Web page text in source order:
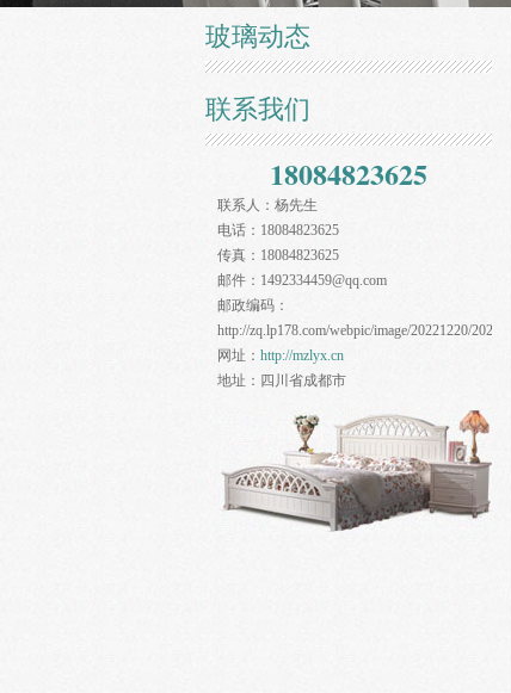
玻璃动态
联系我们
18084823625
联系人： 杨先生
电话： 18084823625
传真： 18084823625
邮件： 1492334459@qq.com
邮政编码：
http://zq.lp178.com/webpic/image/20221220/
网址： http://mzlyx.cn
地址： 四川省成都市